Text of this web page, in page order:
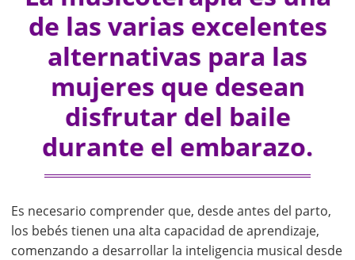
de las varias excelentes
alternativas para las
mujeres que desean
disfrutar del baile
durante el embarazo.
Es necesario comprender que, desde antes del parto,
los bebés tienen una alta capacidad de aprendizaje,
comenzando a desarrollar la inteligencia musical desde